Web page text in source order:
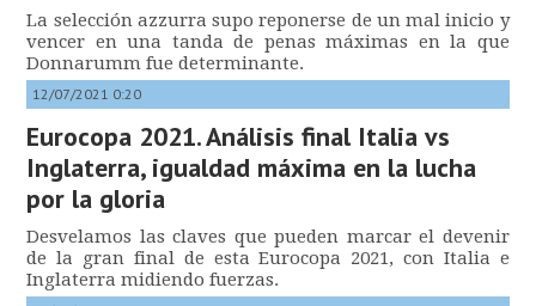
La selección azzurra supo reponerse de un mal inicio y
vencer en una tanda de penas máximas en la que
Donnarumm fue determinante.
12/07/2021 0:20
Eurocopa 2021. Análisis final Italia vs
Inglaterra, igualdad máxima en la lucha
por la gloria
Desvelamos las claves que pueden marcar el devenir
de la gran final de esta Eurocopa 2021, con Italia e
Inglaterra midiendo fuerzas.